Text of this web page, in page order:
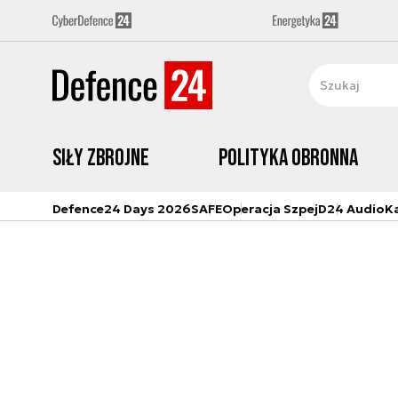
Siły zbrojne Polityka obronna
Defence24 Days 2026SAFEOperacja SzpejD24 Audio